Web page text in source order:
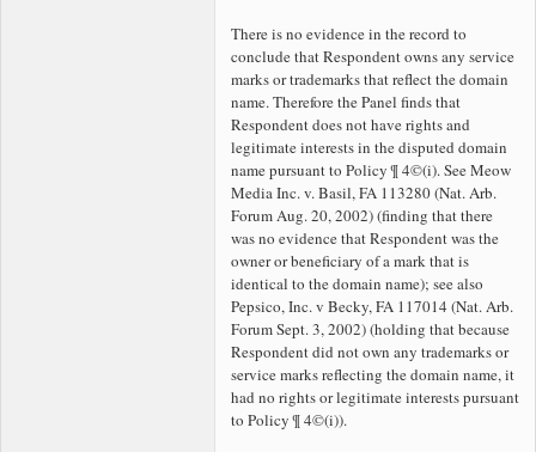
There is no evidence in the record to
conclude that Respondent owns any service
marks or trademarks that reflect thedomain
name. Therefore the Panel finds that
Respondent does not have rights and
legitimate interests in the disputed domain
name pursuant to Policy ¶ 4©(i). See Meow
Media Inc. v. Basil, FA 113280 (Nat. Arb.
Forum Aug. 20, 2002) (finding that there
was no evidence that Respondent was the
owner or beneficiary of a mark that is
identical to thedomain name); see also
Pepsico, Inc. v Becky, FA 117014 (Nat. Arb.
Forum Sept. 3, 2002) (holding that because
Respondent did not own any trademarks or
service marks reflecting thedomain name, it
had no rights or legitimate interests pursuant
to Policy ¶ 4©(i)).